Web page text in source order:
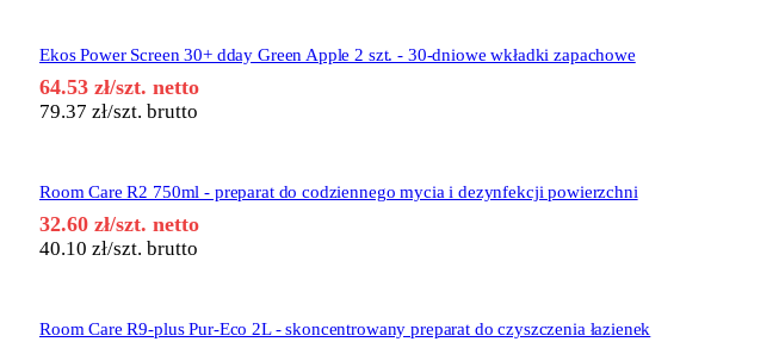
Ekos Power Screen 30+ dday Green Apple 2 szt. - 30-dniowe wkładki zapachowe
64.53 zł/szt. netto
79.37 zł/szt. brutto
Room Care R2 750ml - preparat do codziennego mycia i dezynfekcji powierzchni
32.60 zł/szt. netto
40.10 zł/szt. brutto
Room Care R9-plus Pur-Eco 2L - skoncentrowany preparat do czyszczenia łazienek